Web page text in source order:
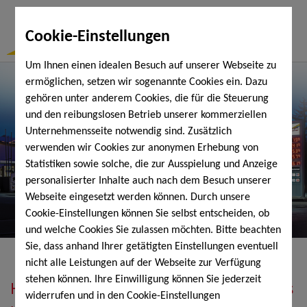
Cookie-Einstellungen
Um Ihnen einen idealen Besuch auf unserer Webseite zu
ermöglichen, setzen wir sogenannte Cookies ein. Dazu
gehören unter anderem Cookies, die für die Steuerung
und den reibungslosen Betrieb unserer kommerziellen
Unternehmensseite notwendig sind. Zusätzlich
verwenden wir Cookies zur anonymen Erhebung von
Statistiken sowie solche, die zur Ausspielung und Anzeige
personalisierter Inhalte auch nach dem Besuch unserer
Webseite eingesetzt werden können. Durch unsere
Cookie-Einstellungen können Sie selbst entscheiden, ob
und welche Cookies Sie zulassen möchten. Bitte beachten
Sie, dass anhand Ihrer getätigten Einstellungen eventuell
nicht alle Leistungen auf der Webseite zur Verfügung
stehen können. Ihre Einwilligung können Sie jederzeit
widerrufen und in den Cookie-Einstellungen
Heizöl, Diesel, Schmierstoffe, Holzpellets